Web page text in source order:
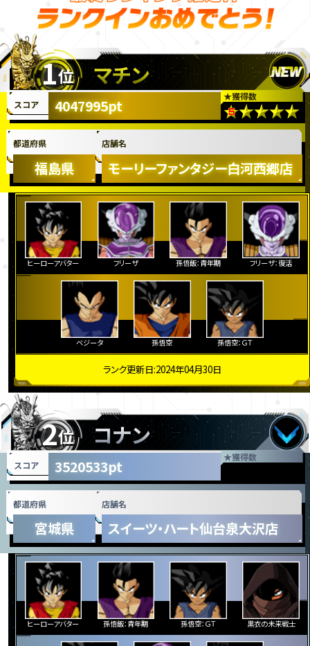
1位 マチン
★獲得数
スコア 4047995pt
都道府県
福島県
店舗名
モーリーファンタジー白河西郷店
ヒーローアバター フリーザ 孫悟飯：青年期 フリーザ：復活
ベジータ 孫悟空 孫悟空：ＧＴ
ランク更新日:2024年04月30日
2位 コナン
★獲得数
スコア 3520533pt
都道府県
宮城県
店舗名
スイーツ・ハート仙台泉大沢店
ヒーローアバター 孫悟飯：青年期 孫悟空：ＧＴ 黒衣の未来戦士